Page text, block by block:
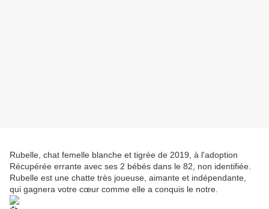
Rubelle, chat femelle blanche et tigrée de 2019, à l'adoption
Récupérée errante avec ses 2 bébés dans le 82, non identifiée.
Rubelle est une chatte très joueuse, aimante et indépendante,
qui gagnera votre cœur comme elle a conquis le notre.